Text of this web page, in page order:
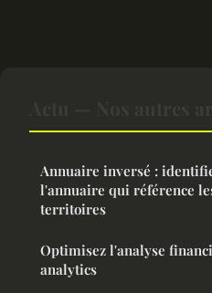
Annuaire inversé :
l'annuaire qui référence
territoires
Optimisez l'analyse
analytics